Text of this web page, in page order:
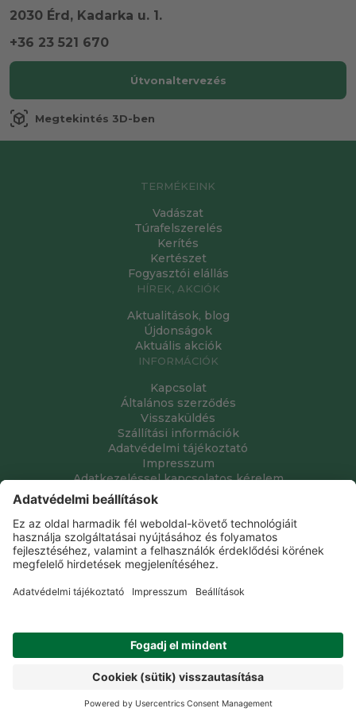
2030 Érd, Kadarka u. 1.
+36 23 521 670
Útvonaltervezés
view_in_ar Megtekintés 3D-ben
TERMÉKEINK
Vadászat
Túrafelszerelés
Kerítés
Kertészet
Fogyasztói elállás
HÍREK, AKCIÓK
Aktualitások, blog
Újdonságok
Aktuális akciók
INFORMÁCIÓK
Kapcsolat
Általános szerződés
Visszaküldés
Szállítási információk
Adatvédelmi tájékoztató
Impresszum
Adatkezeléssel kapcsolatos kérelem
Grube Kft. © 2009 - 2026. Minden jog fenntartva. All rights
reserved.
Tervezte és készítette:
Vision-Software, az Octopus 8 ERP
forgalmazója.